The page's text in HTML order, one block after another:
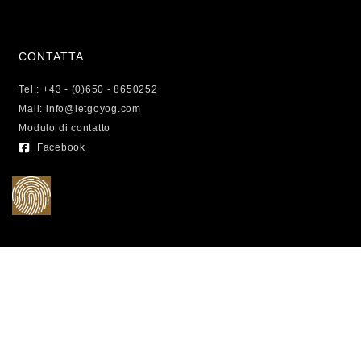
CONTATTA
Tel.: +43 - (0)650 - 8650252
Mail: info@letgoyog.com
Modulo di contatto
Facebook